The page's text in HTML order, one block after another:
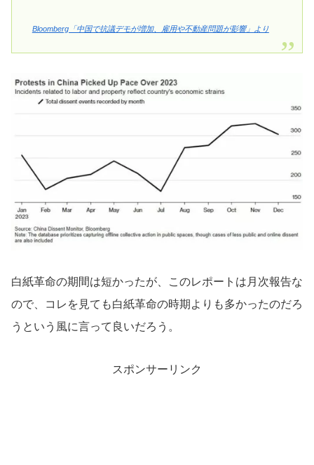
Bloomberg「中国で抗議デモが増加、雇用や不動産問題が影響」より
白紙革命の期間は短かったが、このレポートは月次報告な
ので、コレを見ても白紙革命の時期よりも多かったのだろ
うという風に言って良いだろう。
スポンサーリンク